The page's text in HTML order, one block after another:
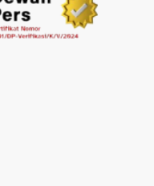
Chelsea
AC Milan 3-0
sebagai
TPPU